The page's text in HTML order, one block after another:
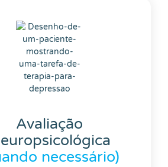
Avaliação
necessário)